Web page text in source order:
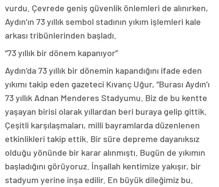
vurdu. Çevrede geniş güvenlik önlemleri de alınırken,
Aydın’ın 73 yıllık sembol stadının yıkım işlemleri kale
arkası tribünlerinden başladı.
“73 yıllık bir dönem kapanıyor”
Aydın’da 73 yıllık bir dönemin kapandığını ifade eden
yıkımı takip eden gazeteci Kıvanç Uğur, “Burası Aydın’ı
73 yıllık Adnan Menderes Stadyumu. Biz de bu kentte
yaşayan birisi olarak yıllardan beri buraya gelip gittik.
Çeşitli karşılaşmaları, milli bayramlarda düzenlenen
etkinlikleri takip ettik. Bir süre depreme dayanıksız
olduğu yönünde bir karar alınmıştı. Bugün de yıkımın
başladığını görüyoruz. İnşallah kentimize yakışır, bir
stadyum yerine inşa edilir. En büyük dileğimiz bu.